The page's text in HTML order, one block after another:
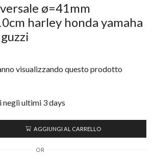
ø=41mm
harley honda yamaha
visualizzando questo prodotto
negli ultimi 3 days
AGGIUNGI AL CARRELLO
OR